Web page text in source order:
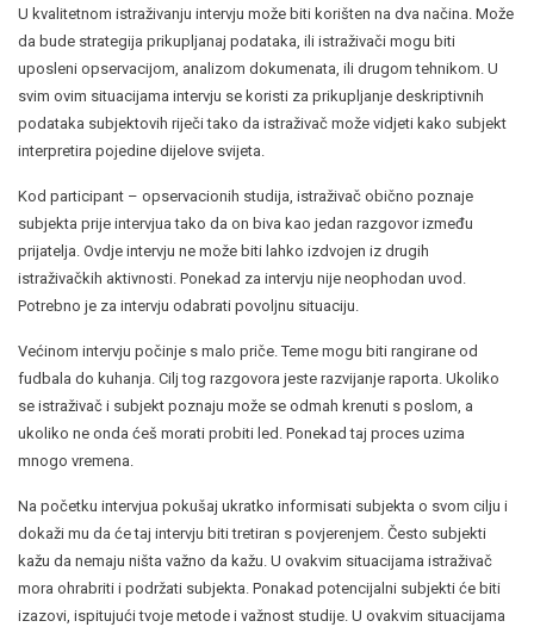
U kvalitetnom istraživanju intervju može biti korišten na dva načina. Može
da bude strategija prikupljanaj podataka, ili istraživači mogu biti
uposleni opservacijom, analizom dokumenata, ili drugom tehnikom. U
svim ovim situacijama intervju se koristi za prikupljanje deskriptivnih
podataka subjektovih riječi tako da istraživač može vidjeti kako subjekt
interpretira pojedine dijelove svijeta.
Kod participant – opservacionih studija, istraživač obično poznaje
subjekta prije intervjua tako da on biva kao jedan razgovor između
prijatelja. Ovdje intervju ne može biti lahko izdvojen iz drugih
istraživačkih aktivnosti. Ponekad za intervju nije neophodan uvod.
Potrebno je za intervju odabrati povoljnu situaciju.
Većinom intervju počinje s malo priče. Teme mogu biti rangirane od
fudbala do kuhanja. Cilj tog razgovora jeste razvijanje raporta. Ukoliko
se istraživač i subjekt poznaju može se odmah krenuti s poslom, a
ukoliko ne onda ćeš morati probiti led. Ponekad taj proces uzima
mnogo vremena.
Na početku intervjua pokušaj ukratko informisati subjekta o svom cilju i
dokaži mu da će taj intervju biti tretiran s povjerenjem. Često subjekti
kažu da nemaju ništa važno da kažu. U ovakvim situacijama istraživač
mora ohrabriti i podržati subjekta. Ponakad potencijalni subjekti će biti
izazovi, ispitujući tvoje metode i važnost studije. U ovakvim situacijama